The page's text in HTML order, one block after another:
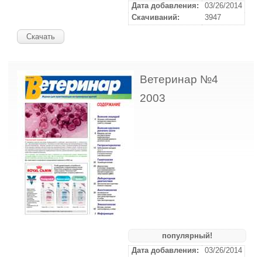
Дата добавления:
03/26/2014
Скачиваний:
3947
Скачать
Ветеринар №4
2003
популярный!
Дата добавления:
03/26/2014